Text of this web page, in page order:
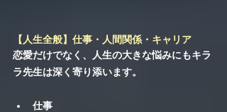
【人生全般】仕事・人間関係・キャリア
恋愛だけでなく、人生の大きな悩みにもキラ
ラ先生は深く寄り添います。
仕事